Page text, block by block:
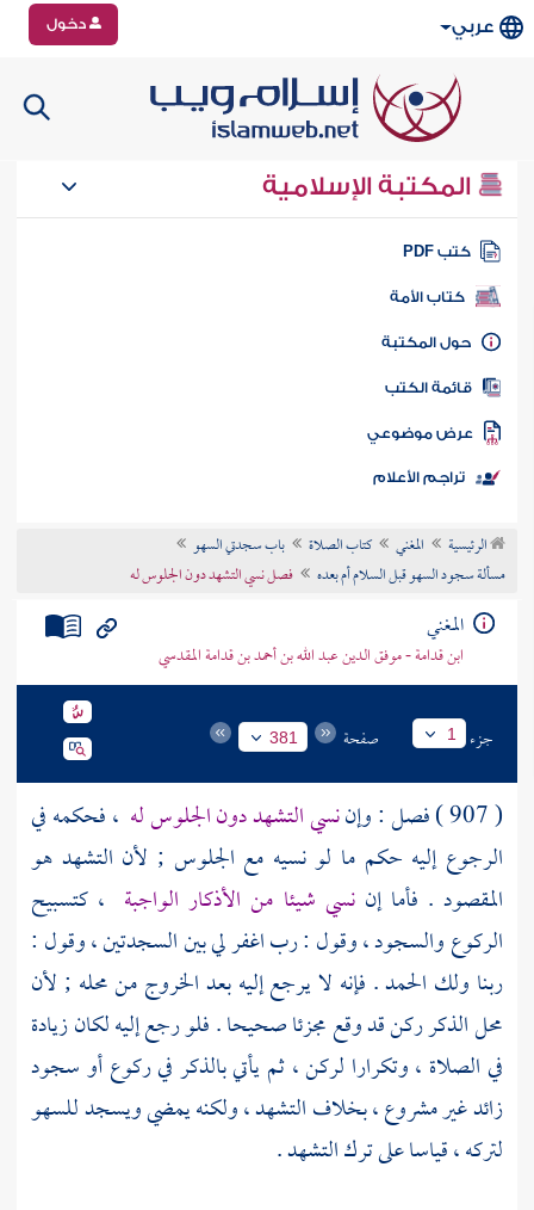
عربي دخول
المكتبة الإسلامية
كتب PDF
كتاب الأمة
المكتبة
الكتب
موضوعي
تراجم الأعلام
الرئيسية المغني كتاب الصلاة
باب سجدتي السهو
مسألة سجود السهو قبل السلام أم بعده
فصل نسي التشهد دون الجلوس له
المغني
ابن قدامة - موفق الدين عبد الله بن أحمد بن قدامة المقدسي
جزء 1 صفحة 381
( 907 ) فصل : وإن نسي التشهد دون الجلوس له ، فحكمه في
الرجوع إليه حكم ما لو نسيه مع الجلوس ; لأن التشهد هو
المقصود . فأما إننسي شيئا من الأذكار الواجبة ، كتسبيح
الركوع والسجود ، وقول : رب اغفر لي بين السجدتين ، وقول :
ربنا ولك الحمد . فإنه لا يرجع إليه بعد الخروج من محله ; لأن
محل الذكر ركن قد وقع مجزئا صحيحا . فلو رجع إليه لكان زيادة
في الصلاة ، وتكرارا لركن ، ثم يأتي بالذكر في ركوع أو سجود
زائد غير مشروع ، بخلاف التشهد ، ولكنه يمضي ويسجد للسهو
لتركه ، قياسا على ترك التشهد .